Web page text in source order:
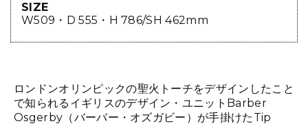
SIZE
W509・D 555・H 786/SH 462mm
ロンドンオリンピックの聖火トーチをデザインしたこと
で知られるイギリスのデザイン・ユニットBarber
Osgerby（バーバー・オズガビー）が手掛けたTip